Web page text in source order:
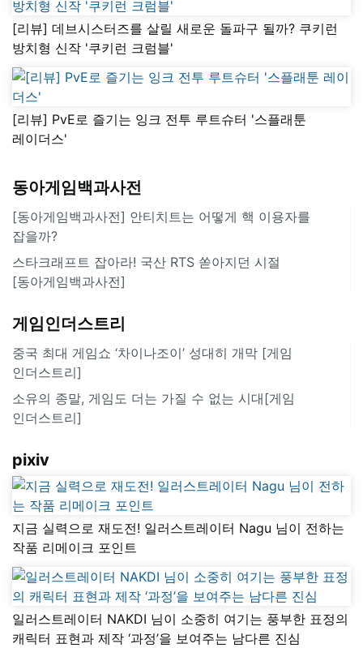
[리뷰] 데브시스터즈를 살릴 새로운 돌파구 될까? 쿠키런
방치형 신작 '쿠키런 크럼블'
[리뷰] PvE로 즐기는 잉크 전투 루트슈터 '스플래툰
레이더스'
동아게임백과사전
[동아게임백과사전] 안티치트는 어떻게 핵 이용자를
잡을까?
스타크래프트 잡아라! 국산 RTS 쏟아지던 시절
[동아게임백과사전]
게임인더스트리
중국 최대 게임쇼 ‘차이나조이’ 성대히 개막 [게임
인더스트리]
소유의 종말, 게임도 더는 가질 수 없는 시대[게임
인더스트리]
pixiv
지금 실력으로 재도전! 일러스트레이터 Nagu 님이 전하는
작품 리메이크 포인트
일러스트레이터 NAKDI 님이 소중히 여기는 풍부한 표정의
캐릭터 표현과 제작 ‘과정’을 보여주는 남다른 진심